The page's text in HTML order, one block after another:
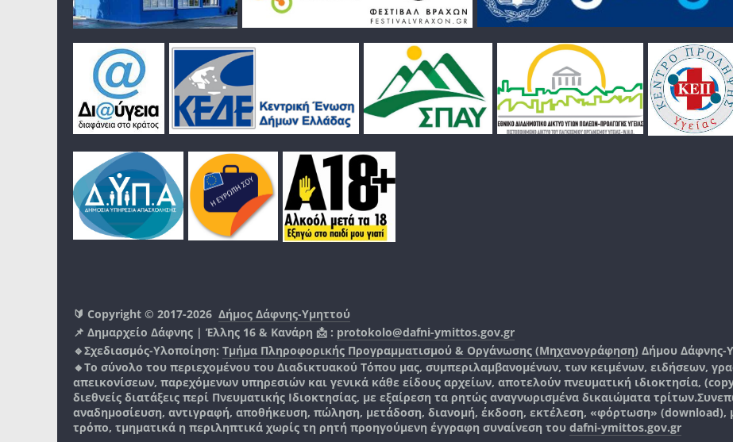
🔰 Copyright © 2017-2026 Δήμος Δάφνης-Υμηττού
📌 Δημαρχείο Δάφνης | Έλλης 16 & Κανάρη 📩 : protokolo@dafni-ymittos.gov.gr
🔹Σχεδιασμός-Υλοποίηση: Τμήμα Πληροφορικής Προγραμματισμού & Οργάνωσης (Μηχανογράφηση) Δήμου Δάφνης-
🔸Το σύνολο του περιεχομένου του Διαδικτυακού Τόπου μας, συμπεριλαμβανομένων, των κειμένων, ειδήσεων,
απεικονίσεων, παρεχόμενων υπηρεσιών και γενικά κάθε είδους αρχείων, αποτελούν πνευματική ιδιοκτησία,
διεθνείς διατάξεις περί Πνευματικής Ιδιοκτησίας, με εξαίρεση τα ρητώς αναγνωρισμένα δικαιώματα τρίτων.
αναδημοσίευση, αντιγραφή, αποθήκευση, πώληση, μετάδοση, διανομή, έκδοση, εκτέλεση, «φόρτωση»
τρόπο, τμηματικά η περιληπτικά χωρίς τη ρητή προηγούμενη έγγραφη συναίνεση του dafni-ymittos.gov.gr